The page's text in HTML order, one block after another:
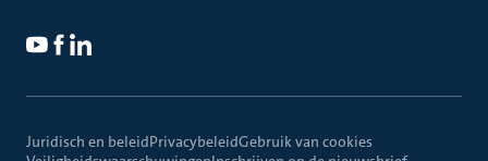
Juridisch en beleidPrivacybeleidGebruik van cookies